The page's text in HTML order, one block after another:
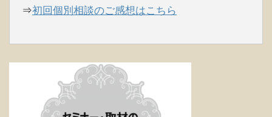
⇒初回個別相談のご感想はこちら